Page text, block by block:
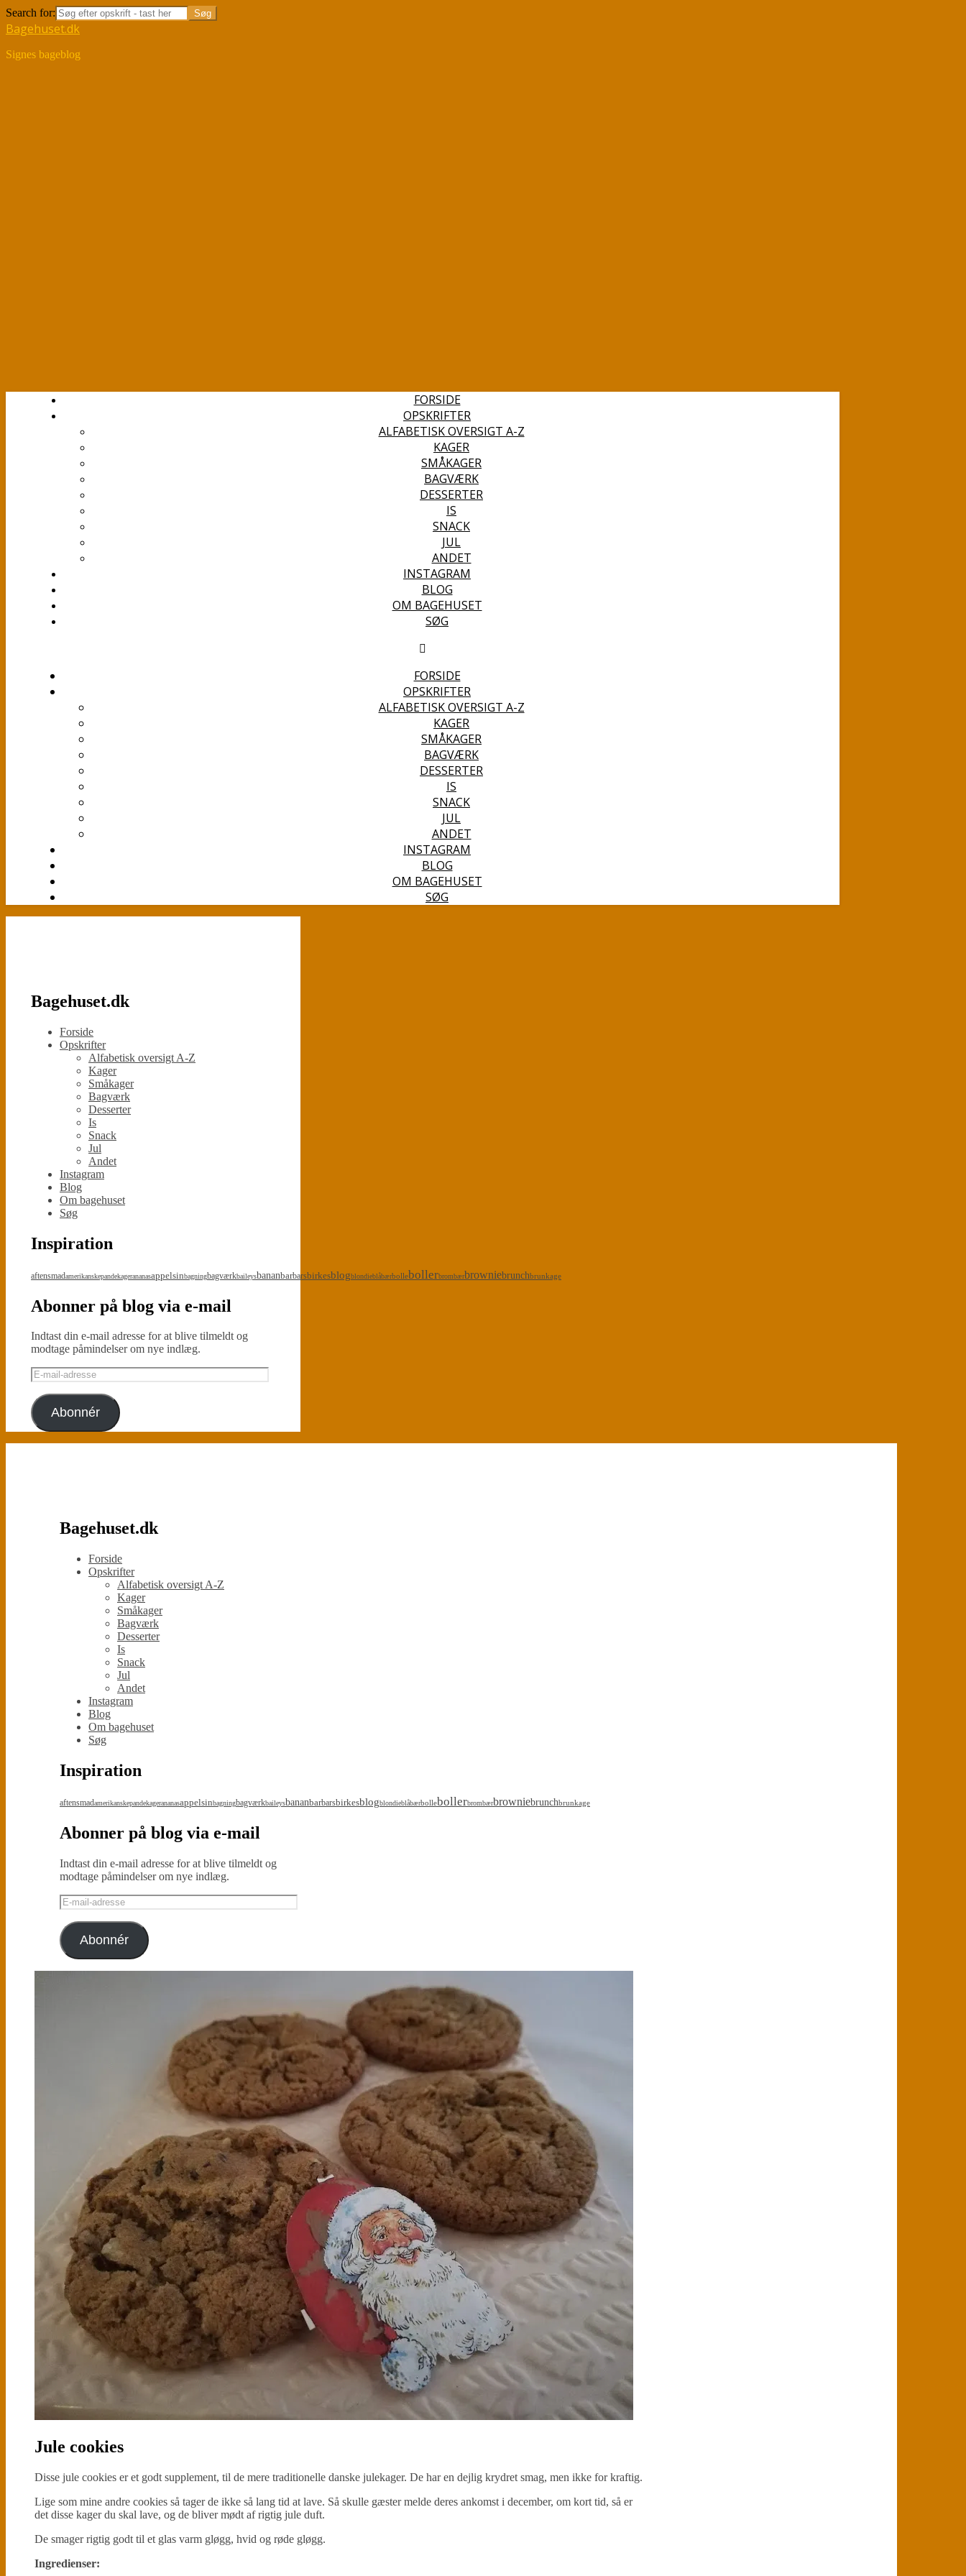
Search for:
Bagehuset.dk
Signes bageblog
FORSIDE
OPSKRIFTER
ALFABETISK OVERSIGT A-Z
KAGER
SMÅKAGER
BAGVÆRK
DESSERTER
IS
SNACK
JUL
ANDET
INSTAGRAM
BLOG
OM BAGEHUSET
SØG
FORSIDE
OPSKRIFTER
ALFABETISK OVERSIGT A-Z
KAGER
SMÅKAGER
BAGVÆRK
DESSERTER
IS
SNACK
JUL
ANDET
INSTAGRAM
BLOG
OM BAGEHUSET
SØG
Bagehuset.dk
Forside
Opskrifter
Alfabetisk oversigt A-Z
Kager
Småkager
Bagværk
Desserter
Is
Snack
Jul
Andet
Instagram
Blog
Om bagehuset
Søg
Inspiration
aftensmadamerikanskepandekagerananasappelsinbagningbagværkbaileysbananbarbarsbirkesblogblondieblåbærbollebollerbrombærbrowniebrunchbrunkage
Abonner på blog via e-mail
Indtast din e-mail adresse for at blive tilmeldt og
modtage påmindelser om nye indlæg.
E-
mail-
adresse
Abonnér
Bagehuset.dk
Forside
Opskrifter
Alfabetisk oversigt A-Z
Kager
Småkager
Bagværk
Desserter
Is
Snack
Jul
Andet
Instagram
Blog
Om bagehuset
Søg
Inspiration
aftensmadamerikanskepandekagerananasappelsinbagningbagværkbaileysbananbarbarsbirkesblogblondieblåbærbollebollerbrombærbrowniebrunchbrunkage
Abonner på blog via e-mail
Indtast din e-mail adresse for at blive tilmeldt og
modtage påmindelser om nye indlæg.
E-
mail-
adresse
Abonnér
Jule cookies
Disse jule cookies er et godt supplement, til de mere traditionelle danske julekager. De har en dejlig krydret smag, men ikke for kraftig.
Lige som mine andre cookies så tager de ikke så lang tid at lave. Så skulle gæster melde deres ankomst i december, om kort tid, så er
det disse kager du skal lave, og de bliver mødt af rigtig jule duft.
De smager rigtig godt til et glas varm gløgg, hvid og røde gløgg.
Ingredienser: